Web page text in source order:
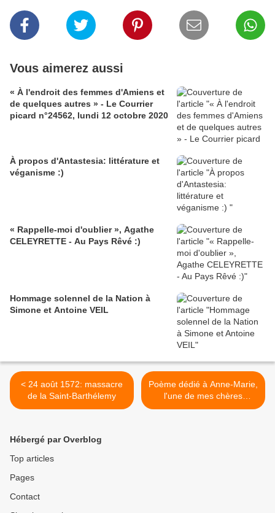
Vous aimerez aussi
« À l'endroit des femmes d'Amiens et
de quelques autres » - Le Courrier
picard n°24562, lundi 12 octobre 2020
À propos d'Antastesia: littérature et
véganisme :)
« Rappelle-moi d'oublier », Agathe
CELEYRETTE - Au Pays Rêvé :)
Hommage solennel de la Nation à
Simone et Antoine VEIL
< 24 août 1572: massacre
de la Saint-Barthélemy
Poème dédié à Anne-Marie,
l'une de mes chères
Abonnées >
Hébergé par Overblog
Top articles
Pages
Contact